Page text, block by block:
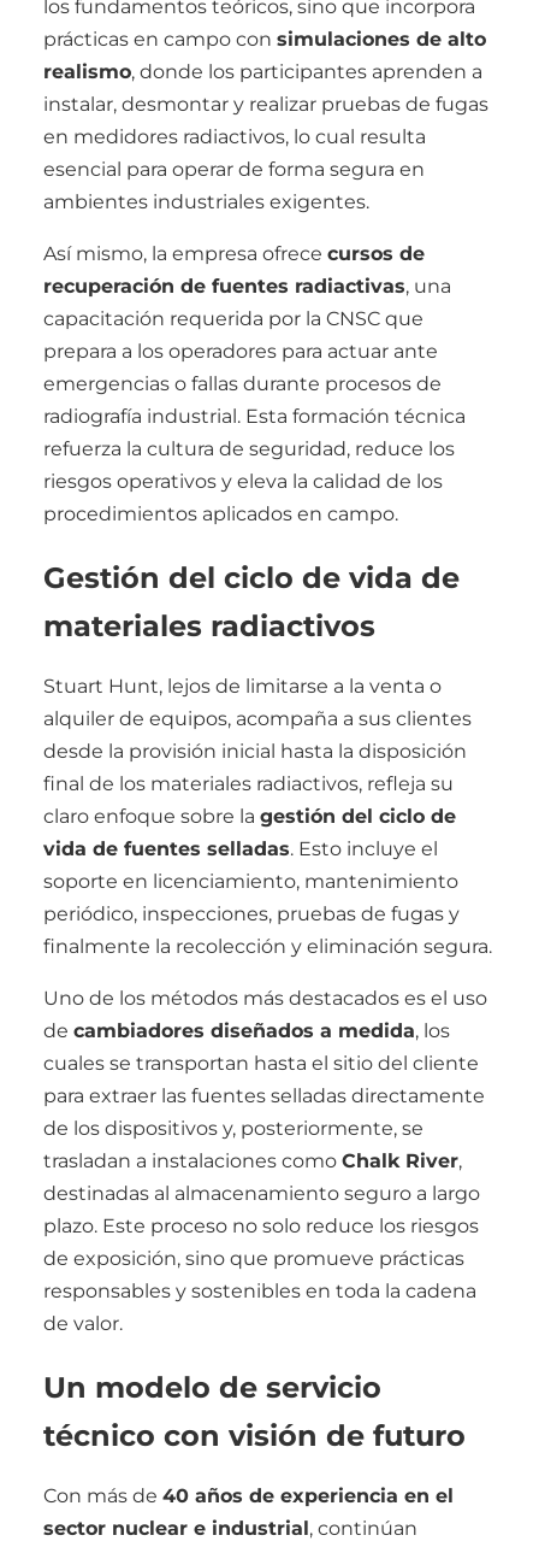
los fundamentos teóricos, sino que incorpora
prácticas en campo con simulaciones de alto
realismo, donde los participantes aprenden a
instalar, desmontar y realizar pruebas de fugas
en medidores radiactivos, lo cual resulta
esencial para operar de forma segura en
ambientes industriales exigentes.
Así mismo, la empresa ofrece cursos de
recuperación de fuentes radiactivas, una
capacitación requerida por la CNSC que
prepara a los operadores para actuar ante
emergencias o fallas durante procesos de
radiografía industrial. Esta formación técnica
refuerza la cultura de seguridad, reduce los
riesgos operativos y eleva la calidad de los
procedimientos aplicados en campo.
Gestión del ciclo de vida de
materiales radiactivos
Stuart Hunt, lejos de limitarse a la venta o
alquiler de equipos, acompaña a sus clientes
desde la provisión inicial hasta la disposición
final de los materiales radiactivos, refleja su
claro enfoque sobre la gestión del ciclo de
vida de fuentes selladas. Esto incluye el
soporte en licenciamiento, mantenimiento
periódico, inspecciones, pruebas de fugas y
finalmente la recolección y eliminación segura.
Uno de los métodos más destacados es el uso
de cambiadores diseñados a medida, los
cuales se transportan hasta el sitio del cliente
para extraer las fuentes selladas directamente
de los dispositivos y, posteriormente, se
trasladan a instalaciones como Chalk River,
destinadas al almacenamiento seguro a largo
plazo. Este proceso no solo reduce los riesgos
de exposición, sino que promueve prácticas
responsables y sostenibles en toda la cadena
de valor.
Un modelo de servicio
técnico con visión de futuro
Con más de 40 años de experiencia en el
sector nuclear e industrial, continúan